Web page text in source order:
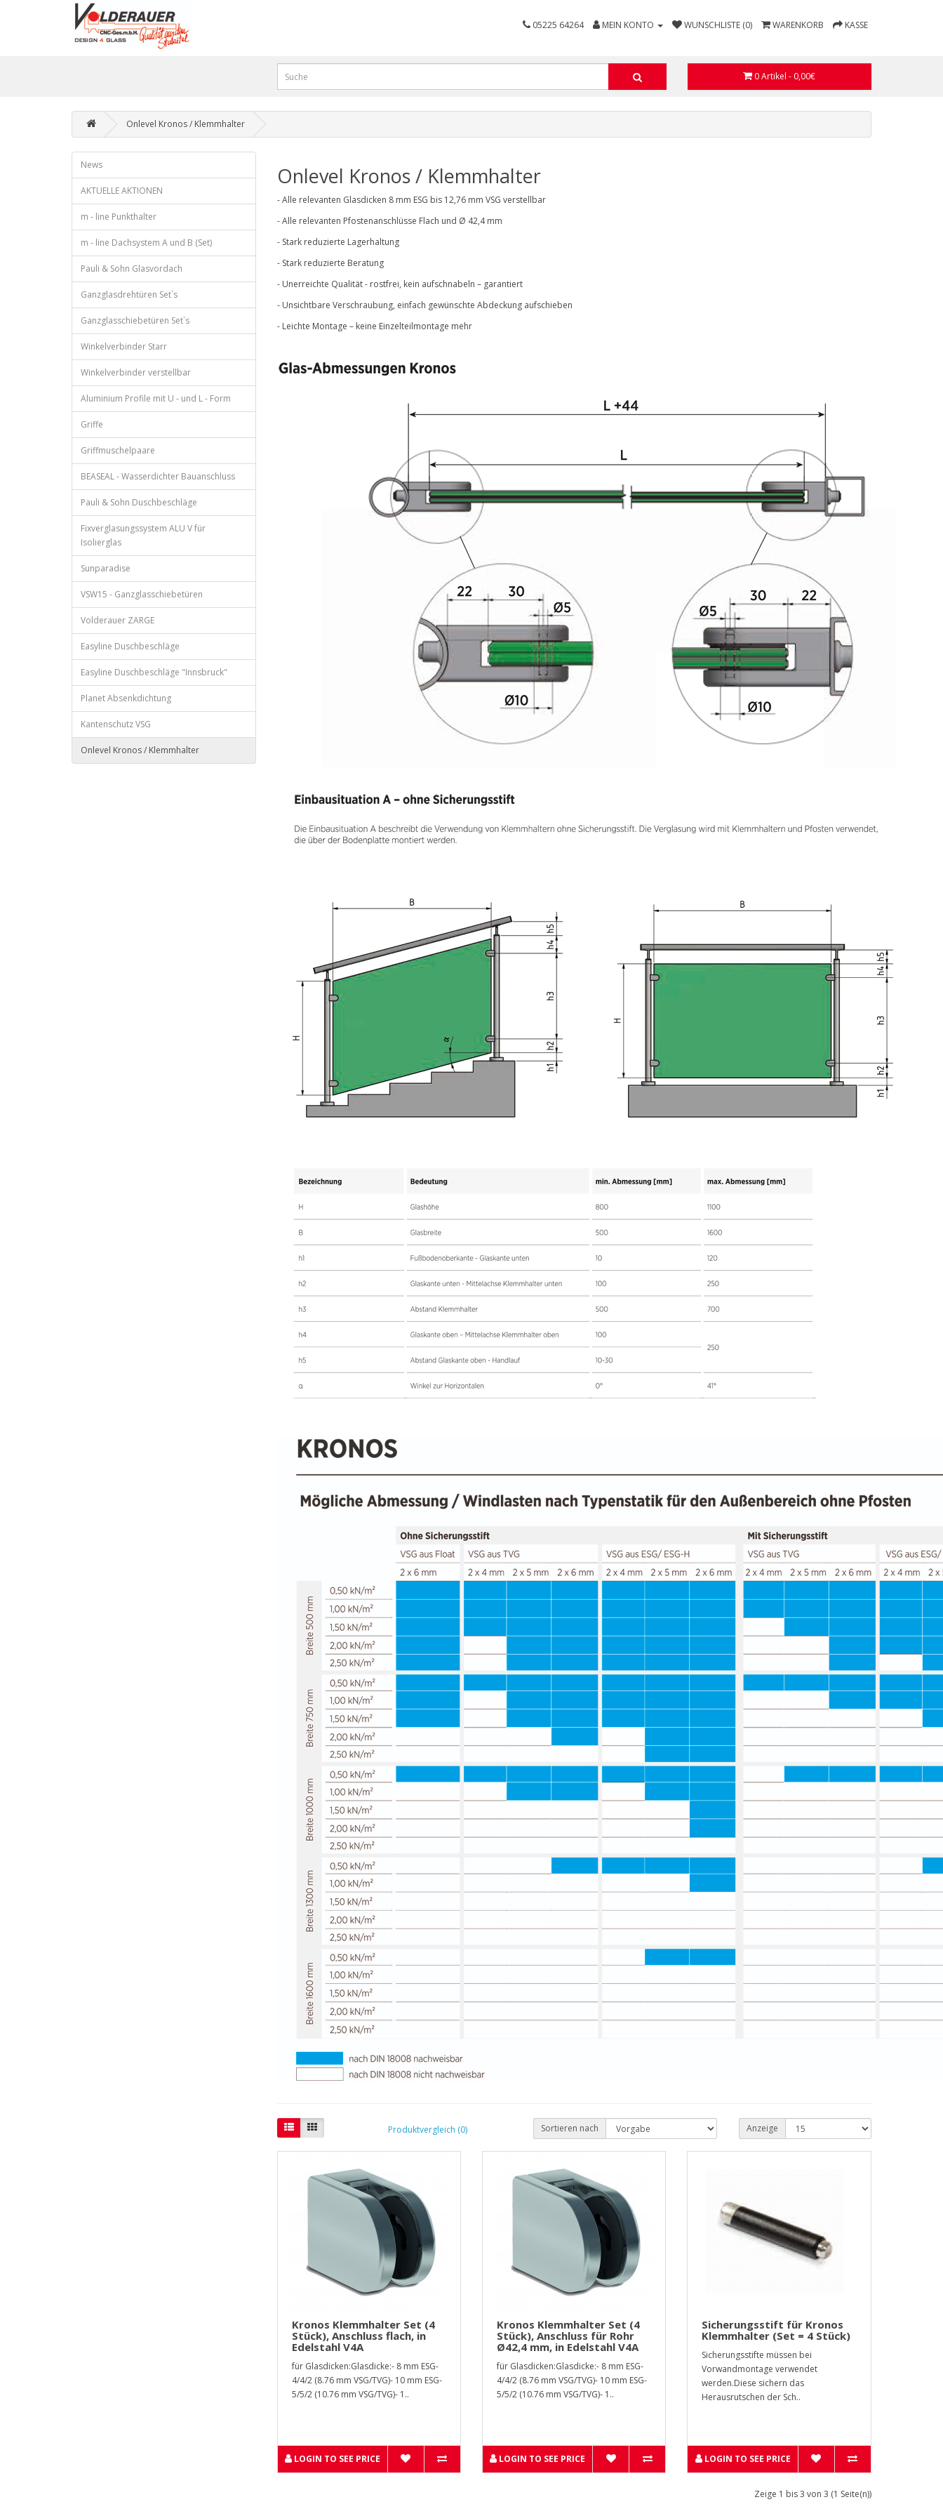
05225 64264 MEIN KONTO WUNSCHLISTE (0) WARENKORB KASSE
0 Artikel - 0,00€
Onlevel Kronos / Klemmhalter
News
AKTUELLE AKTIONEN
m - line Punkthalter
m - line Dachsystem A und B (Set)
Pauli & Sohn Glasvordach
Ganzglasdrehtüren Set`s
Ganzglasschiebetüren Set`s
Winkelverbinder Starr
Winkelverbinder verstellbar
Aluminium Profile mit U - und L - Form
Griffe
Griffmuschelpaare
BEASEAL - Wasserdichter Bauanschluss
Pauli & Sohn Duschbeschläge
Fixverglasungssystem ALU V für
Isolierglas
Sunparadise
VSW15 - Ganzglasschiebetüren
Volderauer ZARGE
Easyline Duschbeschläge
Easyline Duschbeschläge "Innsbruck"
Planet Absenkdichtung
Kantenschutz VSG
Onlevel Kronos / Klemmhalter
Onlevel Kronos / Klemmhalter
- Alle relevanten Glasdicken 8 mm ESG bis 12,76 mm VSG verstellbar
- Alle relevanten Pfostenanschlüsse Flach und Ø 42,4 mm
- Stark reduzierte Lagerhaltung
- Stark reduzierte Beratung
- Unerreichte Qualität - rostfrei, kein aufschnabeln – garantiert
- Unsichtbare Verschraubung, einfach gewünschte Abdeckung aufschieben
- Leichte Montage – keine Einzelteilmontage mehr
Produktvergleich (0) Sortieren nach Anzeige
Kronos Klemmhalter Set (4
Stück), Anschluss flach, in
Edelstahl V4A
für Glasdicken:Glasdicke:- 8 mm ESG-
4/4/2 (8.76 mm VSG/TVG)- 10 mm ESG-
5/5/2 (10.76 mm VSG/TVG)- 1..
LOGIN TO SEE PRICE
Kronos Klemmhalter Set (4
Stück), Anschluss für Rohr
Ø42,4 mm, in Edelstahl V4A
für Glasdicken:Glasdicke:- 8 mm ESG-
4/4/2 (8.76 mm VSG/TVG)- 10 mm ESG-
5/5/2 (10.76 mm VSG/TVG)- 1..
LOGIN TO SEE PRICE
Sicherungsstift für Kronos
Klemmhalter (Set = 4 Stück)
Sicherungsstifte müssen bei
Vorwandmontage verwendet
werden.Diese sichern das
Herausrutschen der Sch..
LOGIN TO SEE PRICE
Zeige 1 bis 3 von 3 (1 Seite(n))